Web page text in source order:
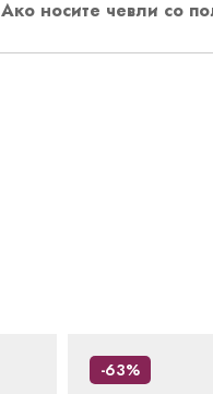
Ако носите чевли со
-63%